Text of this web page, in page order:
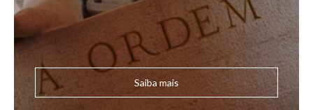
Saiba mais